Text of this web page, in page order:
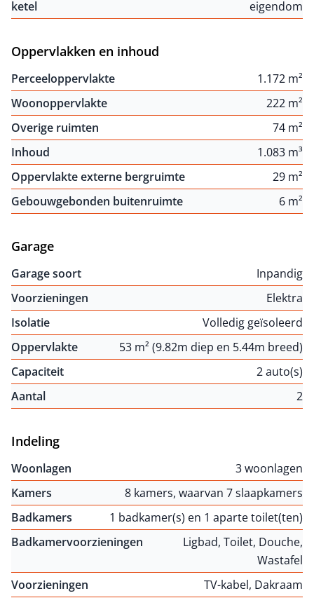
ketel
eigendom
Oppervlakken en inhoud
Perceeloppervlakte
1.172 m²
Woonoppervlakte
222 m²
Overige ruimten
74 m²
Inhoud
1.083 m³
Oppervlakte externe bergruimte
29 m²
Gebouwgebonden buitenruimte
6 m²
Garage
Garage soort
Inpandig
Voorzieningen
Elektra
Isolatie
Volledig geïsoleerd
Oppervlakte
53 m² (9.82m diep en 5.44m breed)
Capaciteit
2 auto(s)
Aantal
2
Indeling
Woonlagen
3 woonlagen
Kamers
8 kamers, waarvan 7 slaapkamers
Badkamers
1 badkamer(s) en 1 aparte toilet(ten)
Badkamervoorzieningen
Ligbad, Toilet, Douche,
Wastafel
Voorzieningen
TV-kabel, Dakraam